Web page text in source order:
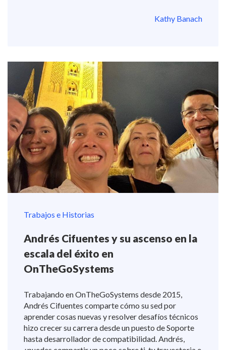
Kathy Banach
Trabajos e Historias
Andrés Cifuentes y su ascenso en la
escala del éxito en
OnTheGoSystems
Trabajando en OnTheGoSystems desde 2015,
Andrés Cifuentes comparte cómo su sed por
aprender cosas nuevas y resolver desafíos técnicos
hizo crecer su carrera desde un puesto de Soporte
hasta desarrollador de compatibilidad. Andrés,